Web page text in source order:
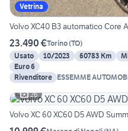
Vetrina
Volvo XC40 B3 automatico Core
23.490 €Torino(TO)
Usato
10/2023 60783 Km
Euro 6
Rivenditore ESSEMME
26
Volvo XC 60 XC60 D5 AWD